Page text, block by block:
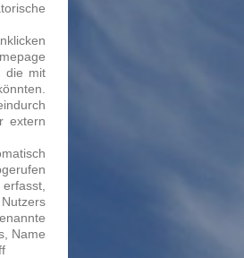
die mit
extern
Name